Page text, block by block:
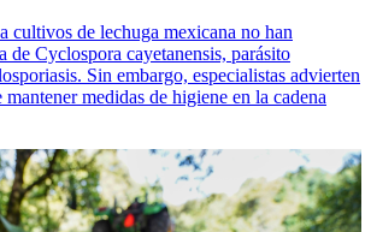
cultivos de lechuga mexicana no han
de Cyclospora cayetanensis, parásito
Sin embargo, especialistas advierten
mantener medidas de higiene en la cadena